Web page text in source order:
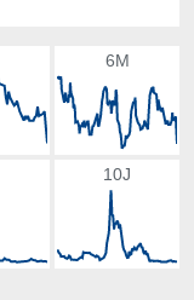
6M
10J